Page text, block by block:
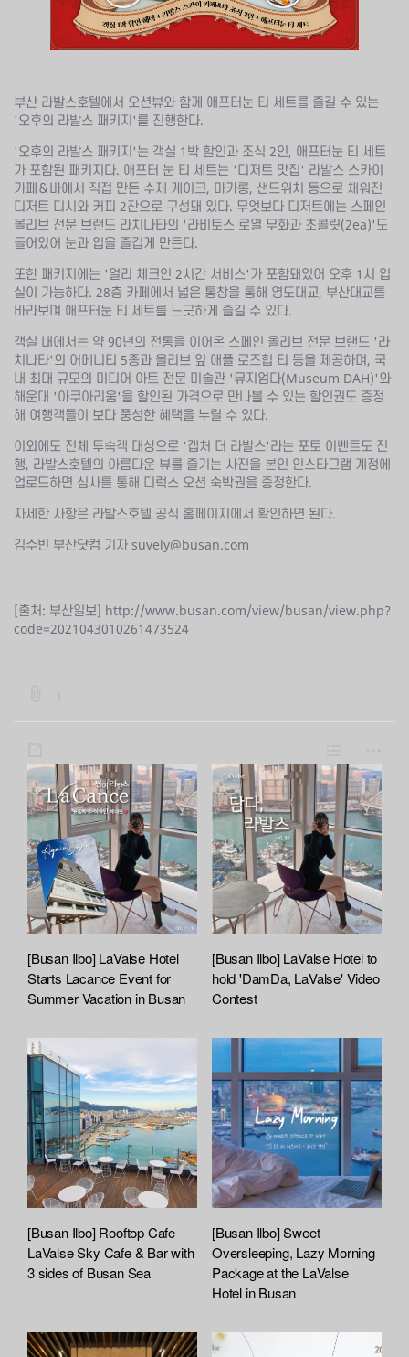
부산 라발스호텔에서 오션뷰와 함께 애프터눈 티 세트를 즐길 수 있는
'오후의 라발스 패키지'를 진행한다.
'오후의 라발스 패키지'는 객실 1박 할인과 조식 2인, 애프터눈 티 세트
가 포함된 패키지다. 애프터 눈 티 세트는 '디저트 맛집' 라발스 스카이
카페＆바에서 직접 만든 수제 케이크, 마카롱, 샌드위치 등으로 채워진
디저트 디시와 커피 2잔으로 구성돼 있다. 무엇보다 디저트에는 스페인
올리브 전문 브랜드 라치나타의 '라비토스 로열 무화과 초콜릿(2ea)'도
들어있어 눈과 입을 즐겁게 만든다.
또한 패키지에는 '얼리 체크인 2시간 서비스'가 포함돼있어 오후 1시 입
실이 가능하다. 28층 카페에서 넓은 통창을 통해 영도대교, 부산대교를
바라보며 애프터눈 티 세트를 느긋하게 즐길 수 있다.
객실 내에서는 약 90년의 전통을 이어온 스페인 올리브 전문 브랜드 '라
치나타'의 어메니티 5종과 올리브 잎 애플 로즈힙 티 등을 제공하며, 국
내 최대 규모의 미디어 아트 전문 미술관 '뮤지엄다(Museum DAH)'와
해운대 '아쿠아리움'을 할인된 가격으로 만나볼 수 있는 할인권도 증정
해 여행객들이 보다 풍성한 혜택을 누릴 수 있다.
이외에도 전체 투숙객 대상으로 '캡처 더 라발스'라는 포토 이벤트도 진
행, 라발스호텔의 아름다운 뷰를 즐기는 사진을 본인 인스타그램 계정에
업로드하면 심사를 통해 디럭스 오션 숙박권을 증정한다.
자세한 사항은 라발스호텔 공식 홈페이지에서 확인하면 된다.
김수빈 부산닷컴 기자 suvely@busan.com
[출처: 부산일보] http://www.busan.com/view/busan/view.php?
code=2021043010261473524
r
d
:
:
f
i
l
e
A
t
t
a
h
e
d
L
i
s
t
h
a
e
i
s
t
[Busan Ilbo] LaValse Hotel
Starts Lacance Event for
Summer Vacation in Busan
[Busan Ilbo] LaValse Hotel to
hold 'DamDa, LaValse' Video
Contest
[Busan Ilbo] Rooftop Cafe
LaValse Sky Cafe & Bar with
3 sides of Busan Sea
[Busan Ilbo] Sweet
Oversleeping, Lazy Morning
Package at the LaValse
Hotel in Busan